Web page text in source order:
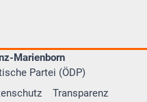
Marienborn
Partei (ÖDP)
Transparenz